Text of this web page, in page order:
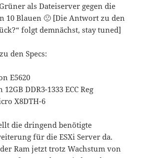
als Dateiserver gegen die
10 Blauen 🙁 [Die Antwort zu den
folgt demnächst, stay tuned]
den Specs:
E5620
DDR3-1333 ECC Reg
X8DTH-6
die dringend benötigte
für die ESXi Server da.
Ram jetzt trotz Wachstum von